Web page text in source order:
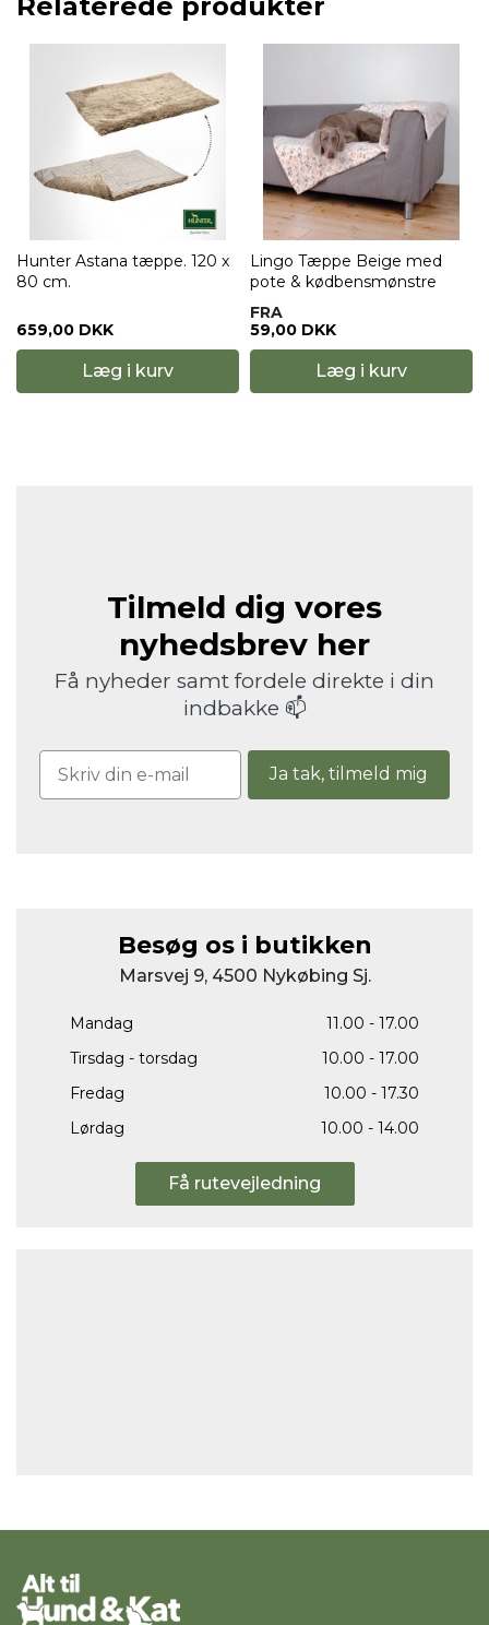
Hunter Astana tæppe. 120 x
80 cm.
659,00 DKK
Læg i kurv
Lingo Tæppe Beige med
pote & kødbensmønstre
FRA
59,00 DKK
Læg i kurv
Tilmeld dig vores
nyhedsbrev her
Få nyheder samt fordele direkte i din
indbakke 📫
Ja tak, tilmeld mig
Besøg os i butikken
Marsvej 9, 4500 Nykøbing Sj.
Mandag
11.00 - 17.00
Tirsdag - torsdag
10.00 - 17.00
Fredag
10.00 - 17.30
Lørdag
10.00 - 14.00
Få rutevejledning